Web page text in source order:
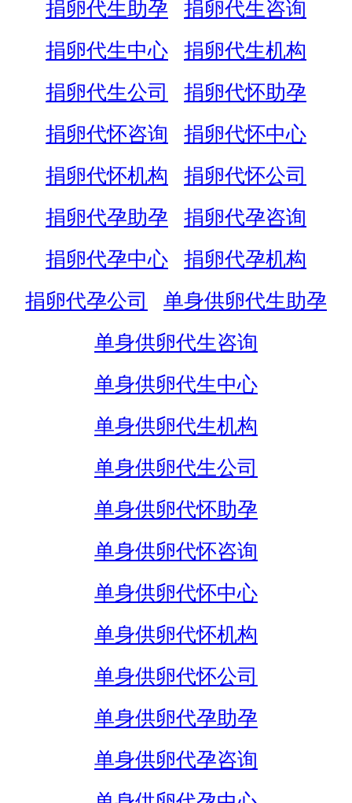
捐卵代生助孕
捐卵代生咨询
捐卵代生中心
捐卵代生机构
捐卵代生公司
捐卵代怀助孕
捐卵代怀咨询
捐卵代怀中心
捐卵代怀机构
捐卵代怀公司
捐卵代孕助孕
捐卵代孕咨询
捐卵代孕中心
捐卵代孕机构
捐卵代孕公司
单身供卵代生助孕
单身供卵代生咨询
单身供卵代生中心
单身供卵代生机构
单身供卵代生公司
单身供卵代怀助孕
单身供卵代怀咨询
单身供卵代怀中心
单身供卵代怀机构
单身供卵代怀公司
单身供卵代孕助孕
单身供卵代孕咨询